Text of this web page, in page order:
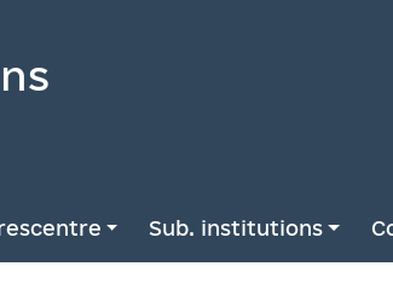
Sub. institutions